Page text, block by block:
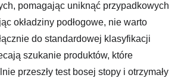
pomagając uniknąć przypadkowych
okładziny podłogowe, nie warto
do standardowej klasyfikacji
szukanie produktów, które
przeszły test bosej stopy i otrzymały